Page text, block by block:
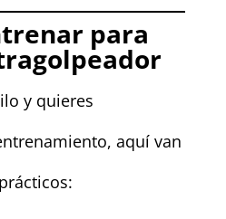
para
y quieres
aquí van